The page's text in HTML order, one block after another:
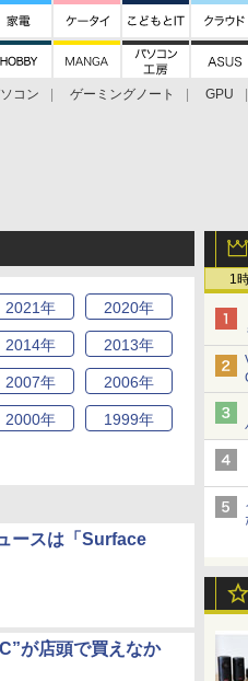
コン ゲーミングノート
GPU
1
2021年 2020年
2014年 2013年
2007年 2006年
2000年 1999年
ースは「Surface
が店頭で買えなか